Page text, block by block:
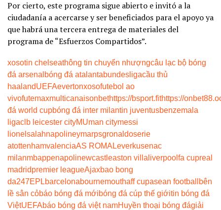
Por cierto, este programa sigue abierto e invitó a la
ciudadanía a acercarse y ser beneficiados para el apoyo ya
que habrá una tercera entrega de materiales del
programa de “Esfuerzos Compartidos”.
xosotin chelseathông tin chuyển nhượngcâu lạc bộ bóng
đá arsenal bóng đá atalantabundesligacầu thủ
haalandUEFAevertonxosofutebol ao
vivofutemaxmulticanaisonbethttps://bsport.fithttps://
đá world cupbóng đá inter milantin juventusbenzema la
ligaclb leicester cityMUman citymessi
lionel salahnapolineymarpsgronaldoserie
atottenhamvalenciaAS ROMA Leverkusenac
milanmbappenapolinewcastleaston villa liverpool fa cupreal
madridpremier leagueAjaxbao bong
da247EPLbarcelonabournemouthaff cupasean football
bên
lề sân cỏbáo bóng đá mớibóng đá cúp thế giớitin bóng đá
ViệtUEFAbáo bóng đá việt namHuyền thoại bóng đágiải